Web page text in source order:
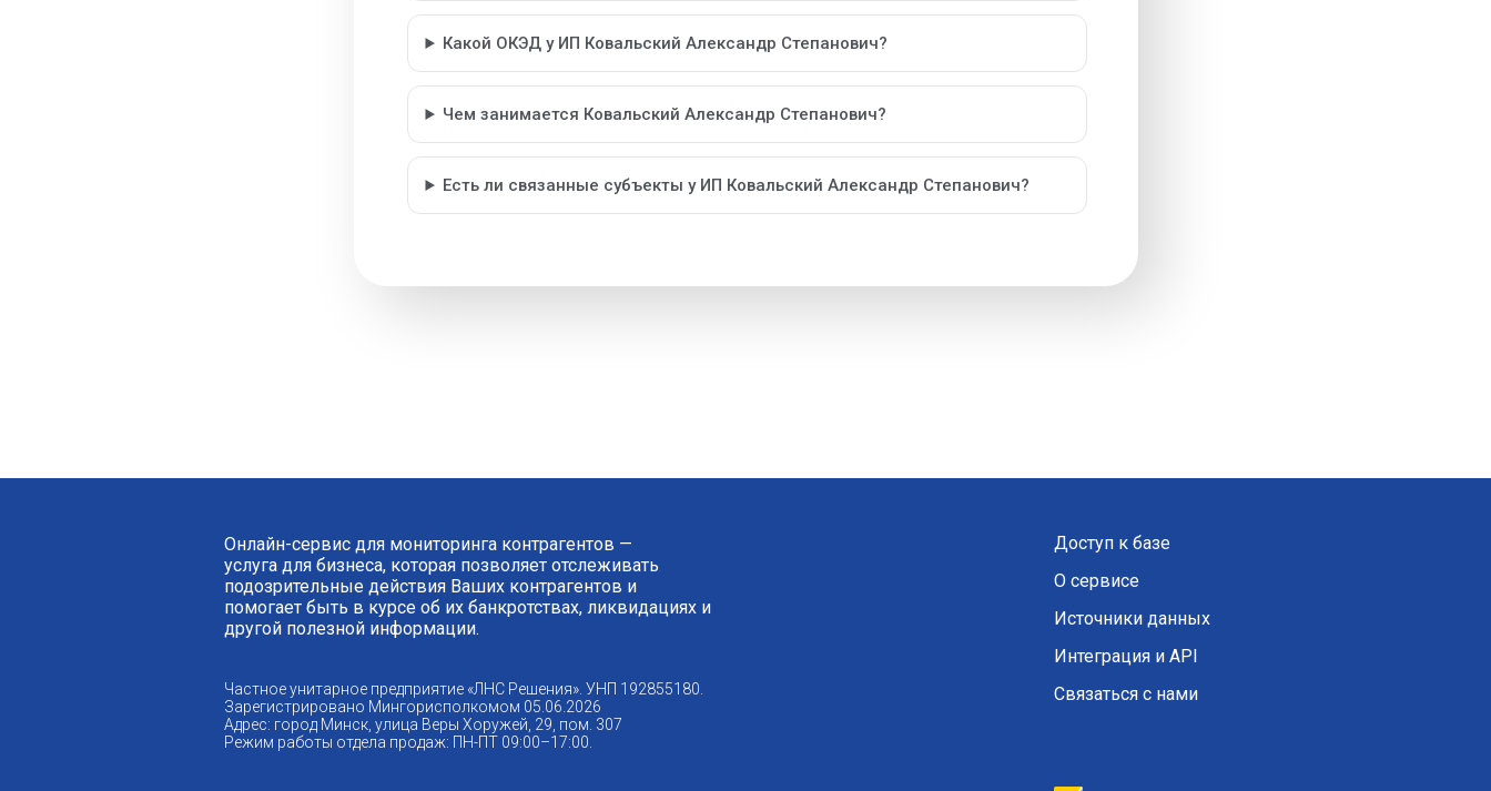
Какой ОКЭД у ИП Ковальский Александр Степанович?
Чем занимается Ковальский Александр Степанович?
Есть ли связанные субъекты у ИП Ковальский Александр Степанович?
Онлайн-сервис для мониторинга контрагентов —
услуга для бизнеса, которая позволяет отслеживать
подозрительные действия Ваших контрагентов и
помогает быть в курсе об их банкротствах, ликвидациях и
другой полезной информации.
Частное унитарное предприятие «ЛНС Решения». УНП 192855180.
Зарегистрировано Мингорисполкомом 05.06.2026
Адрес: город Минск, улица Веры Хоружей, 29, пом. 307
Режим работы отдела продаж: ПН-ПТ 09:00–17:00.
Доступ к базе
О сервисе
Источники данных
Интеграция и API
Связаться с нами